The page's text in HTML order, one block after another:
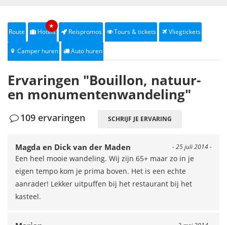
Route Hotels
★
Reispromos Tours & tickets Vliegtickets
Camper huren Auto huren
Ervaringen "Bouillon, natuur-
en monumentenwandeling"
109 ervaringen SCHRIJF JE ERVARING
- 25 juli 2014 -
Magda en Dick van der Maden
Een heel mooie wandeling. Wij zijn 65+ maar zo in je
eigen tempo kom je prima boven. Het is een echte
aanrader! Lekker uitpuffen bij het restaurant bij het
kasteel.